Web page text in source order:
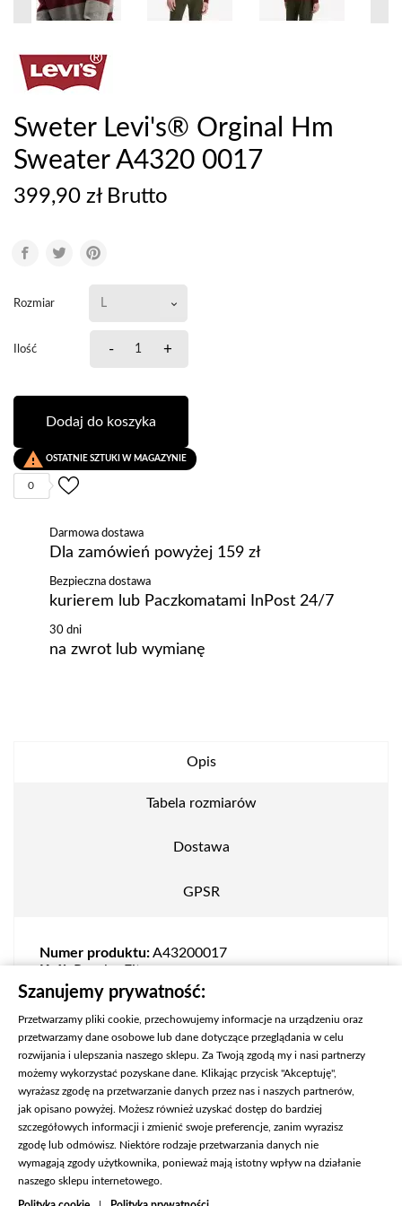
Sweter Levi's® Orginal Hm
Sweater A4320 0017
399,90 zł Brutto
Rozmiar
Ilość - +
Dodaj do koszyka
 OSTATNIE SZTUKI W MAGAZYNIE
0
Darmowa dostawa
Dla zamówień powyżej 159 zł
Bezpieczna dostawa
kurierem lub Paczkomatami InPost 24/7
30 dni
na zwrot lub wymianę
Opis
Tabela rozmiarów
Dostawa
GPSR
Numer produktu:A43200017
Krój:Regular Fit
Skład:80% wełna, 20% poliamid
Szanujemy prywatność:
Przetwarzamy pliki cookie, przechowujemy informacje na urządzeniu oraz
przetwarzamy dane osobowe lub dane dotyczące przeglądania w celu
rozwijania i ulepszania naszego sklepu. Za Twoją zgodą my i nasi partnerzy
możemy wykorzystać pozyskane dane. Klikając przycisk "Akceptuję",
wyrażasz zgodę na przetwarzanie danych przez nas i naszych partnerów,
jak opisano powyżej. Możesz również uzyskać dostęp do bardziej
szczegółowych informacji i zmienić swoje preferencje, zanim wyrazisz
zgodę lub odmówisz. Niektóre rodzaje przetwarzania danych nie
wymagają zgody użytkownika, ponieważ mają istotny wpływ na działanie
naszego sklepu internetowego.